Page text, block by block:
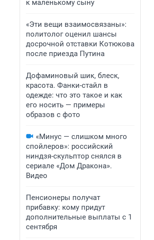
к маленькому сыну
«Эти вещи взаимосвязаны»:
политолог оценил шансы
досрочной отставки Котюкова
после приезда Путина
Дофаминовый шик, блеск,
красота. Фанки-стайл в
одежде: что это такое и как
его носить — примеры
образов с фото
«Минус — слишком много
спойлеров»: российский
ниндзя-скульптор снялся в
сериале «Дом Дракона».
Видео
Пенсионеры получат
прибавку: кому придут
дополнительные выплаты с 1
сентября